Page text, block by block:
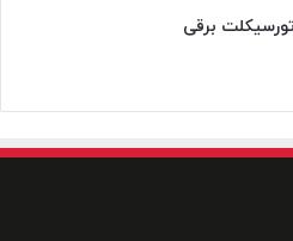
موتورسیکلت برقی